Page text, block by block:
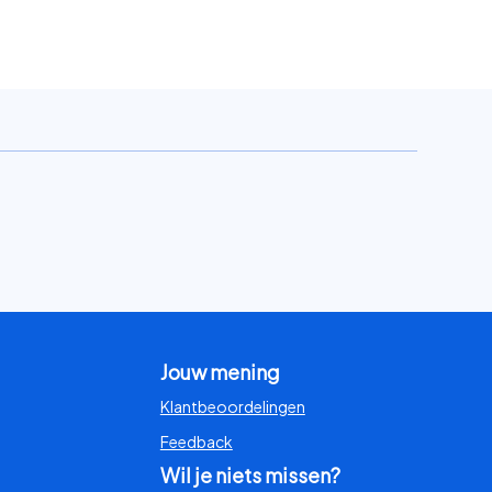
Jouw mening
Klantbeoordelingen
Feedback
Wil je niets missen?